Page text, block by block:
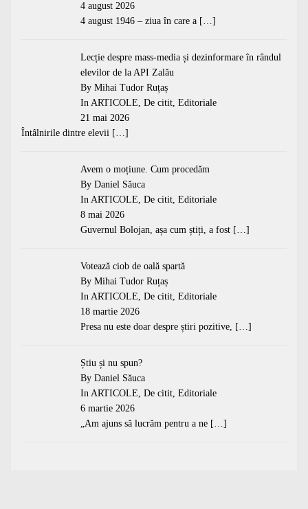
4 august 2026
4 august 1946 – ziua în care a […]
Lecție despre mass-media și dezinformare în rândul
elevilor de la API Zalău
By Mihai Tudor Ruțaș
In ARTICOLE, De citit, Editoriale
21 mai 2026
Întâlnirile dintre elevii […]
Avem o moțiune. Cum procedăm
By Daniel Săuca
In ARTICOLE, De citit, Editoriale
8 mai 2026
Guvernul Bolojan, așa cum știți, a fost […]
Votează ciob de oală spartă
By Mihai Tudor Ruțaș
In ARTICOLE, De citit, Editoriale
18 martie 2026
Presa nu este doar despre știri pozitive, […]
Știu și nu spun?
By Daniel Săuca
In ARTICOLE, De citit, Editoriale
6 martie 2026
„Am ajuns să lucrăm pentru a ne […]